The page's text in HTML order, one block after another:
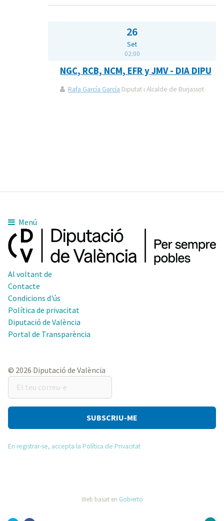
26
Set
02:00
NGC, RCB, NCM, EFR y JMV - DIA DIPU
Rafa García García Diputat i Alcalde de Burjassot
Menú
Al voltant de
Contacte
Condicions d'ús
Política de privacitat
Diputació de València
Portal de Transparència
© 2026 Diputació de València
El
teu
correu-
En registrar-se, accepta la Política de Privacitat
Web basat en Gobierto